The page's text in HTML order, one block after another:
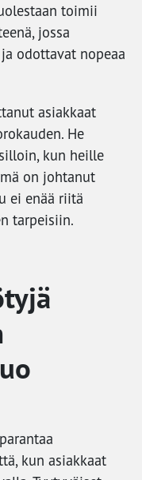
toimii
jossa
odottavat nopeaa
asiakkaat
He
silloin, kun heille
on johtanut
ei enää riitä
tarpeisiin.
kun asiakkaat